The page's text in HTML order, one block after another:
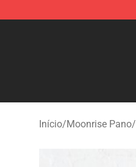
Início/Moonrise Pano/